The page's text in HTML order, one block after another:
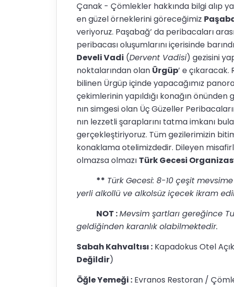
Çanak - Çömlekler hakkında bilgi alıp
en güzel örneklerini göreceğimiz
veriyoruz. Paşabağ’ da peribacaları
peribacası oluşumlarını içerisinde
Develi Vadi (Dervent Vadisi) gezisini
noktalarından olan Ürgüp’ e
bilinen Ürgüp içinde yapacağımız
çekimlerinin yapıldığı konağın önünden
nın simgesi olan Üç Güzeller
nın lezzetli şaraplarını tatma imkanı
gerçekleştiriyoruz. Tüm gezilerimizin
konaklama otelimizdedir. Dileyen
olmazsa olmazı Türk Gecesi
** Türk Gecesi: 8-10 çeşit mevsime
yerli alkollü ve alkolsüz içecek ikram
NOT :Mevsim şartları gereğince
geldiğinden karanlık olabilmektedir.
Sabah Kahvaltısı : Kapadokus Otel
Değildir)
Öğle Yemeği : Evranos Restoran /